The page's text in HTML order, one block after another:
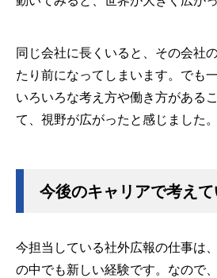
同じ会社に長くいると、その会社
たり前になってしまいます。でも
いろいろな考え方や働き方がある
て、視野が広がったと感じました。
今後のキャリアで考えて
今担当している社外広報の仕事は
の中でも新しい経験です。なので